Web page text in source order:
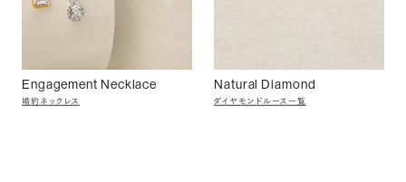
Engagement Necklace
婚約ネックレス
Natural Diamond
ダイヤモンドルース一覧